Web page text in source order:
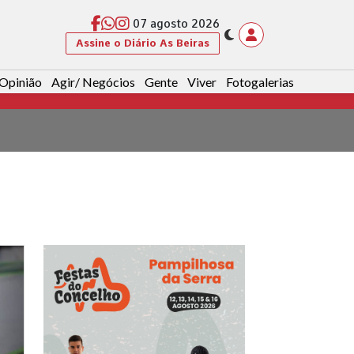
07 agosto 2026
Assine o Diário As Beiras
Agir/ Negócios Gente Viver Fotogalerias